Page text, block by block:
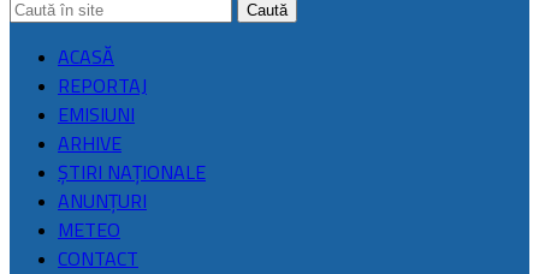
ACASĂ
REPORTAJ
EMISIUNI
ARHIVE
ŞTIRI NAŢIONALE
ANUNȚURI
METEO
CONTACT